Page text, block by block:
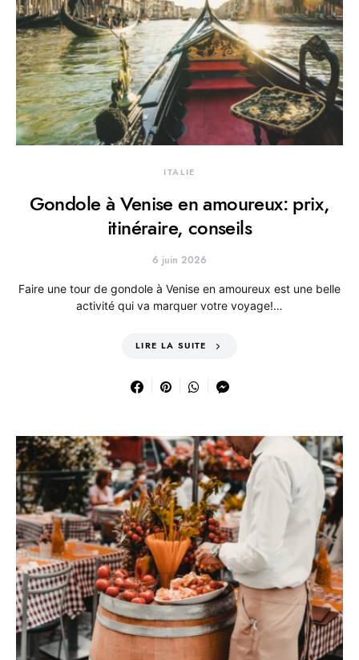
ITALIE
Gondole à Venise en amoureux: prix,
itinéraire, conseils
6 juin 2026
Faire une tour de gondole à Venise en amoureux est une belle
activité qui va marquer votre voyage!…
LIRE LA SUITE